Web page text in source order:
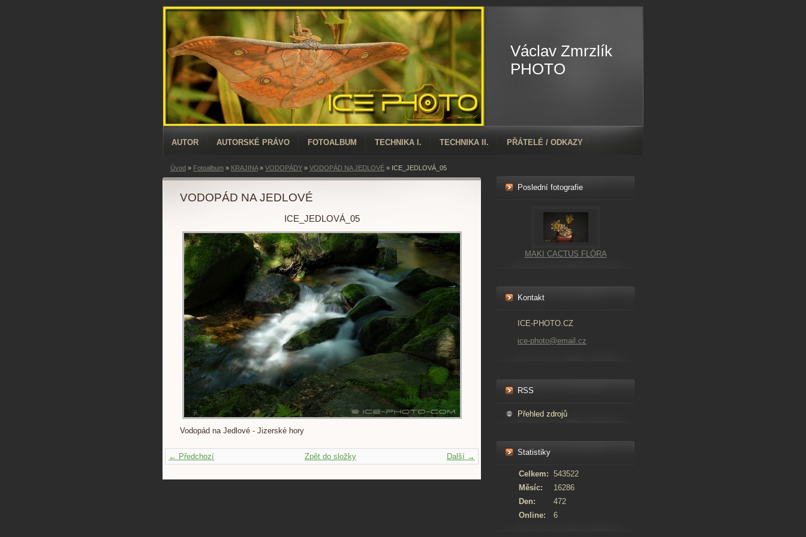
Václav Zmrzlík
PHOTO
AUTOR AUTORSKÉ PRÁVO FOTOALBUM TECHNIKA I. TECHNIKA II. PŘÁTELÉ / ODKAZY
Poslední fotografie
MAKI CACTUS FLÓRA
Kontakt
ICE-PHOTO.CZ
ice-photo@email.cz
RSS
Přehled zdrojů
Statistiky
Online: 6
Celkem: 543522
Měsíc:
16286
Den:
472
Úvod » Fotoalbum » KRAJINA» VODOPÁDY » VODOPÁD NA JEDLOVÉ » ICE_JEDLOVÁ_05
VODOPÁD NA JEDLOVÉ
ICE_JEDLOVÁ_05
Vodopád na Jedlové - Jizerské hory
← Předchozí Další →
Zpět do složky